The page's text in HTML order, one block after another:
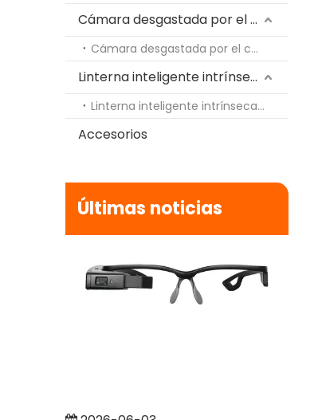
Cámara desgastada por el cuerpo intrínsecamente segura
Cámara desgastada por el cuerpo intrínsecamente segura
Linterna inteligente intrínsecamente segura
Linterna inteligente intrínsecamente segura
Accesorios
Últimas noticias
2026-06-20
Cómo leer marcas Ex en teléfonos, tabletas y PDA intrínsecamente seguros
Aprenda a decodificar las marcas Ex